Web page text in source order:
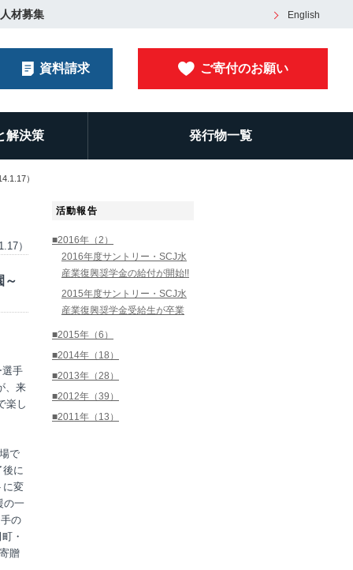
人材募集 English
資料請求 ご寄付のお願い
解決策 発行物一覧
）
）
～
選手
、来
楽し
で
後に
に変
の一
の
・
贈
活動報告
■2016年（2）
2016年度サントリー・SCJ水
産業復興奨学金の給付が開始!!
2015年度サントリー・SCJ水
産業復興奨学金受給生が卒業
■2015年（6）
■2014年（18）
■2013年（28）
■2012年（39）
■2011年（13）